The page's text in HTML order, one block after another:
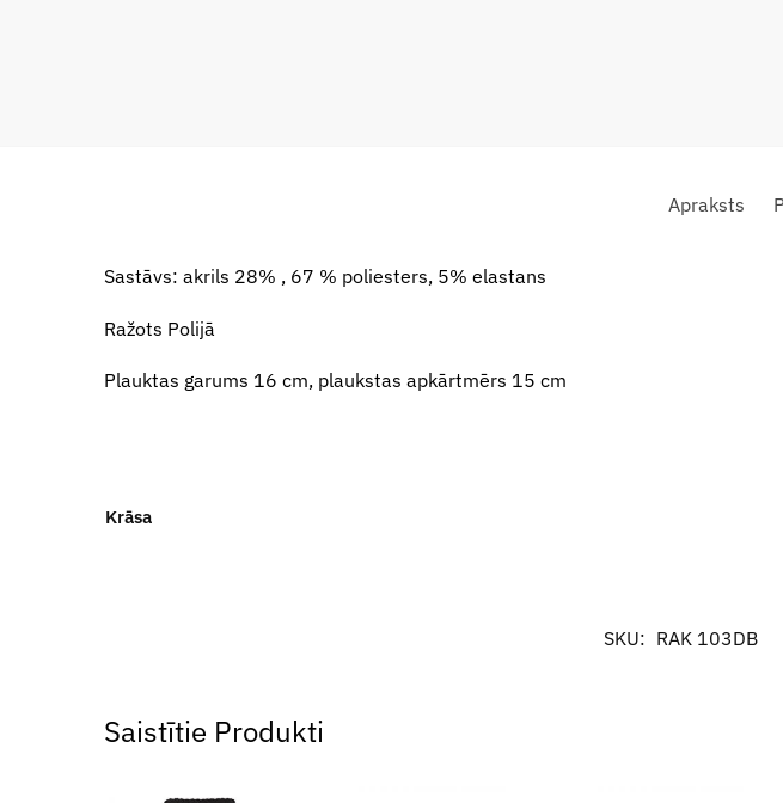
Apraksts
Sastāvs: akrils 28% , 67 % poliesters, 5% elastans
Ražots Polijā
Plauktas garums 16 cm, plaukstas apkārtmērs 15 cm
Krāsa
SKU: RAK 103DB
Saistītie Produkti